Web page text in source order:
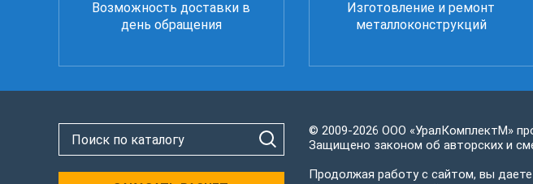
Возможность доставки в
день обращения
Изготовление и ремонт
металлоконструкций
© 2009-2026 ООО «УралКомплектМ»
Защищено законом об авторских и
Продолжая работу с сайтом, вы